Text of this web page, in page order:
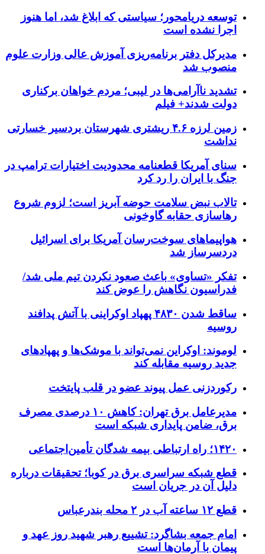
توسعه دریامحور؛ سیاستی که ابلاغ شد، اما هنوز
اجرا نشده است
مدیرکل دفتر برنامه‌ریزی آموزش عالی وزارت علوم
منصوب شد
تشدید ناآرامی‌ها در لیبی؛ مردم خواهان برکناری
دولت شدند+ فیلم
زمین لرزه ۴.۶ ریشتری شهرستان بردسیر خسارتی
نداشت
سنای آمریکا قطعنامه محدودیت اختیارات ترامپ در
جنگ با ایران را رد کرد
تالاب نبض سلامت حوضه آبریز است؛ لزوم شروع
رهاسازی حقابه گاوخونی
هواپیماهای سوخت‌رسان آمریکا برای اسرائیل
دردسرساز شد
تفکر «تساوی» باعث صعود نکردن تیم ملی شد/
فدراسیون نگاهش را عوض کند
ساقط شدن ۴۸۳۰ پهپاد اوکراینی با آتش پدافند
روسیه
لوموند: اوکراین نمی‌تواند با موشک‌ها و پهپادهای
جدید روسیه مقابله کند
رکوردزنی عمل پیوند عضو در قلب پایتخت
مدیرعامل برق تهران: کاهش ۱۰ درصدی مصرف
برق، ضامن پایداری شبکه است
۱۴۲۰؛ راه ارتباطی بیمه شدگان تأمین‌اجتماعی
قطع شبکه سراسری برق در کوبا؛ تحقیقات درباره
دلیل آن در جریان است
قطع ۱۲ ساعته آب در ۲ محله بندرعباس
امام جمعه بشاگرد: تشییع رهبر شهید روز عهد و
پیمان با آرمان‌ها است